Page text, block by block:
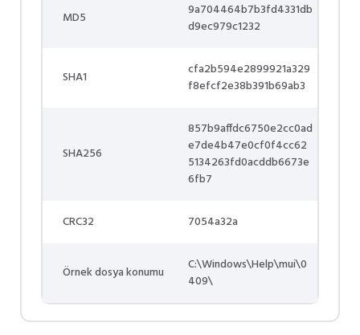
MD5
9a704464b7b3fd4331db
d9ec979c1232
SHA1
cfa2b594e2899921a329
f8efcf2e38b391b69ab3
SHA256
857b9affdc6750e2cc0ad
e7de4b47e0cf0f4cc62
5134263fd0acddb6673e
6fb7
CRC32 7054a32a
Örnek dosya konumu
C:\Windows\Help\mui\0
409\